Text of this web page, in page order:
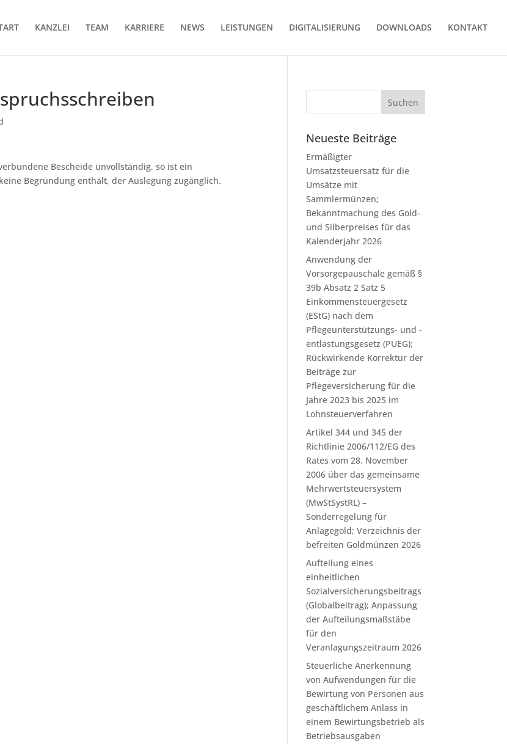
KANZLEI TEAM KARRIERE NEWS LEISTUNGEN DIGITALISIERUNG DOWNLOADS KONTAKT
Bescheide unvollständig, so ist ein
Begründung enthält, der Auslegung zugänglich.
Neueste Beiträge
Ermäßigter
Umsatzsteuersatz für die
Umsätze mit
Sammlermünzen;
Bekanntmachung des Gold-
und Silberpreises für das
Kalenderjahr 2026
Anwendung der
Vorsorgepauschale gemäß §
39b Absatz 2 Satz 5
Einkommensteuergesetz
(EStG) nach dem
Pflegeunterstützungs- und -
entlastungsgesetz (PUEG);
Rückwirkende Korrektur der
Beiträge zur
Pflegeversicherung für die
Jahre 2023 bis 2025 im
Lohnsteuerverfahren
Artikel 344 und 345 der
Richtlinie 2006/112/EG des
Rates vom 28. November
2006 über das gemeinsame
Mehrwertsteuersystem
(MwStSystRL) –
Sonderregelung für
Anlagegold; Verzeichnis der
befreiten Goldmünzen 2026
Aufteilung eines
einheitlichen
Sozialversicherungsbeitrags
(Globalbeitrag); Anpassung
der Aufteilungsmaßstäbe
für den
Veranlagungszeitraum 2026
Steuerliche Anerkennung
von Aufwendungen für die
Bewirtung von Personen aus
geschäftlichem Anlass in
einem Bewirtungsbetrieb als
Betriebsausgaben